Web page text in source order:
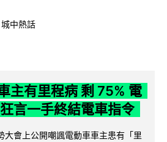
城中熱話
主有里程病 剩 75% 電
言一手終結電車指令
大會上公開嘲諷電動車車主患有「里